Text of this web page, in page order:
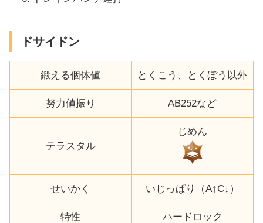
ドサイドン
鍛える個体値 とくこう、とくぼう以外
努力値振り AB252など
テラスタル
じめん
せいかく いじっぱり（A↑C↓）
特性 ハードロック